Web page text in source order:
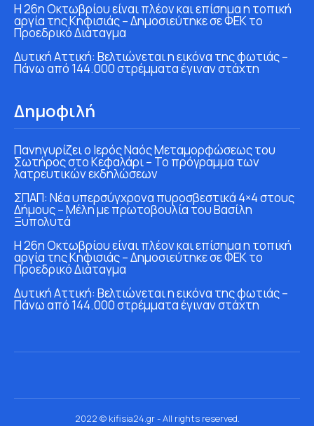
Η 26η Οκτωβρίου είναι πλέον και επίσημα η τοπική
αργία της Κηφισιάς – Δημοσιεύτηκε σε ΦΕΚ το
Προεδρικό Διάταγμα
Δυτική Αττική: Βελτιώνεται η εικόνα της φωτιάς –
Πάνω από 144.000 στρέμματα έγιναν στάχτη
Δημοφιλή
Πανηγυρίζει ο Ιερός Ναός Μεταμορφώσεως του
Σωτήρος στο Κεφαλάρι – Το πρόγραμμα των
λατρευτικών εκδηλώσεων
ΣΠΑΠ: Νέα υπερσύγχρονα πυροσβεστικά 4×4 στους
Δήμους – Μέλη με πρωτοβουλία του Βασίλη
Ξυπολυτά
Η 26η Οκτωβρίου είναι πλέον και επίσημα η τοπική
αργία της Κηφισιάς – Δημοσιεύτηκε σε ΦΕΚ το
Προεδρικό Διάταγμα
Δυτική Αττική: Βελτιώνεται η εικόνα της φωτιάς –
Πάνω από 144.000 στρέμματα έγιναν στάχτη
2022 © kifisia24.gr - All rights reserved.